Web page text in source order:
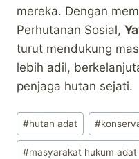
mereka. Dengan
Perhutanan Sosial,
turut mendukung
lebih adil,
penjaga hutan sejati.
Post
Tags:
#hutan adat #
#masyarakat hukum adat